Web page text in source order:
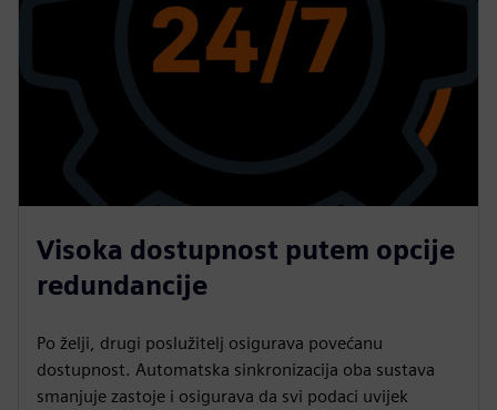
Visoka dostupnost putem opcije
redundancije
Po želji, drugi poslužitelj osigurava povećanu
dostupnost. Automatska sinkronizacija oba sustava
smanjuje zastoje i osigurava da svi podaci uvijek